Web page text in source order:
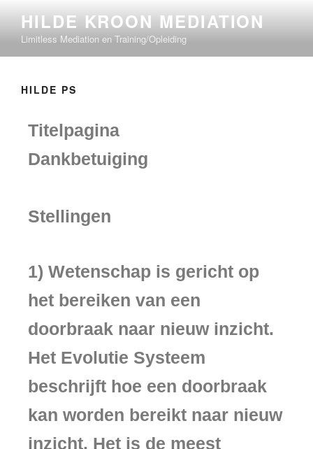
HILDE KROON MEDIATION
Limitless Mediation en Training/Opleiding
HILDE PS
Titelpagina
Dankbetuiging
Stellingen
1) Wetenschap is gericht op
het bereiken van een
doorbraak naar nieuw inzicht.
Het Evolutie Systeem
beschrijft hoe een doorbraak
kan worden bereikt naar nieuw
inzicht. Het is de meest